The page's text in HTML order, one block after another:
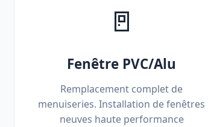
🚪
Fenêtre PVC/Alu
Remplacement complet de
menuiseries. Installation de fenêtres
neuves haute performance